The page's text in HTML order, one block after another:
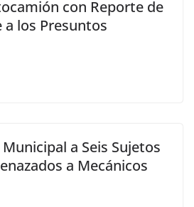
con Reporte de
a los Presuntos
a Seis Sujetos
a Mecánicos